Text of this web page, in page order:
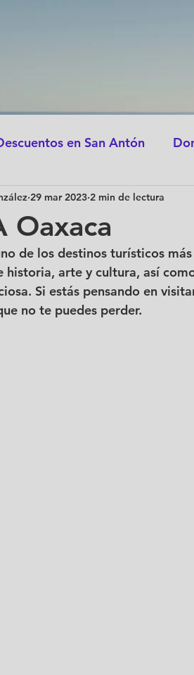
en San Antón
Destinos turísticos
mascotas Historia y
Oaxaca
29 mar 2023 2 min de lectura
de los destinos turísticos
historia, arte y cultura, así
Si estás pensando en
no te puedes perder.